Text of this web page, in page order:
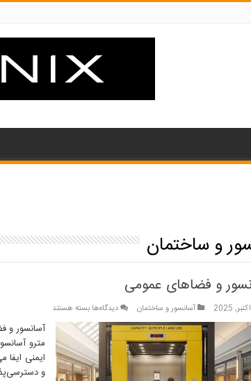
و ساختمان
و فضاهای عمومی
آسانسور و ساختمان دیدگاه‌ها برای
آسانسور
و
فضاهای
عمومی
بسته هستند
آسانسور و
مترو
ایمنی ایفا
و